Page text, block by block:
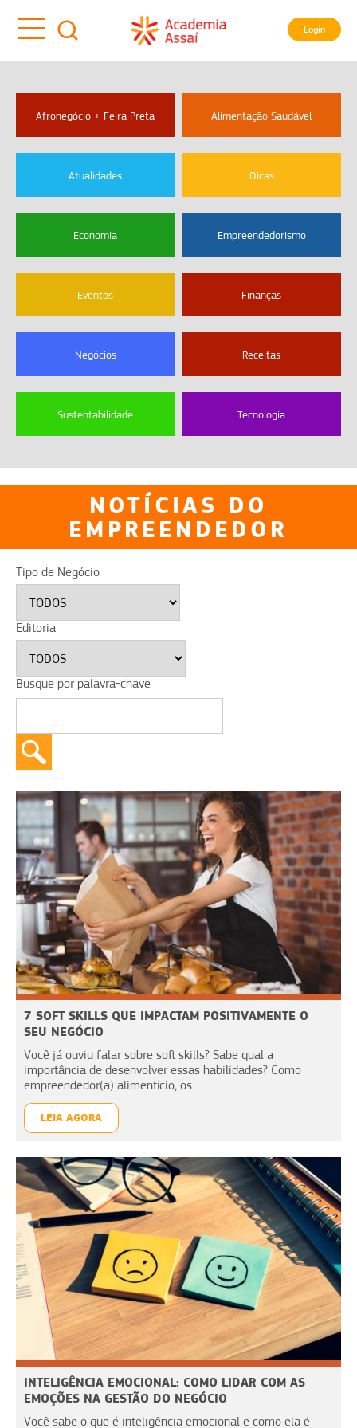
Login
Afronegócio + Feira Preta Alimentação Saudável
Atualidades Dicas
Economia Empreendedorismo
Eventos Finanças
Negócios Receitas
Sustentabilidade Tecnologia
NOTÍCIAS DO
EMPREENDEDOR
Tipo de Negócio
Editoria
Busque por palavra-chave
7 SOFT SKILLS QUE IMPACTAM POSITIVAMENTE O
SEU NEGÓCIO
Você já ouviu falar sobre soft skills? Sabe qual a
importância de desenvolver essas habilidades? Como
empreendedor(a) alimentício, os...
LEIA AGORA
INTELIGÊNCIA EMOCIONAL: COMO LIDAR COM AS
EMOÇÕES NA GESTÃO DO NEGÓCIO
Você sabe o que é inteligência emocional e como ela é